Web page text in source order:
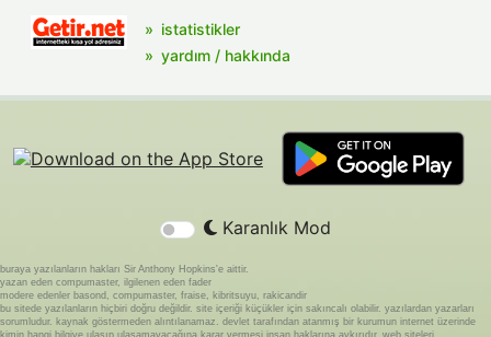
istatistikler
yardım / hakkında
Karanlık Mod
buraya yazılanların hakları Sir Anthony Hopkins'e aittir.
yazan eden compumaster, ilgilenen eden fader
modere edenler basond, compumaster, fraise, kibritsuyu, rakicandir
bu sitede yazılanların hiçbiri doğru değildir. site içeriği küçükler için sakıncalı olabilir. yazılardan yazarları
sorumludur. kaynak göstermeden alıntılanamaz. devlet tarafından atanmış bir kurumun internet üzerinde
kimin hangi bilgiye ulaşıp ulaşamayacağına karar vermesi insan haklarına aykırıdır. web siteleri